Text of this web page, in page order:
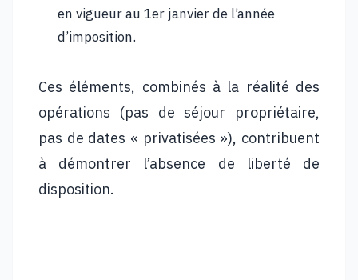
en vigueur au 1er janvier de l’année
d’imposition.
Ces éléments, combinés à la réalité des
opérations (pas de séjour propriétaire,
pas de dates « privatisées »), contribuent
à démontrer l’absence de liberté de
disposition.